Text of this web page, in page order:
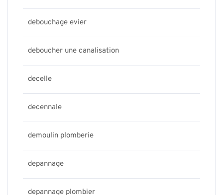
debouchage evier
deboucher une canalisation
decelle
decennale
demoulin plomberie
depannage
depannage plombier